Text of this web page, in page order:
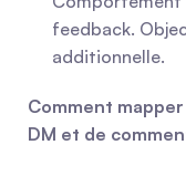
feedback.
additionnelle.
Comment
DM et de